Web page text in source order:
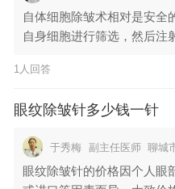
自体细胞除皱术相对是安全
自身细胞进行筛选，然后注
1人回答
眼纹除皱针多少钱一针
于秀梅 副主任医师 聊城
眼纹除皱针的价格因个人眼